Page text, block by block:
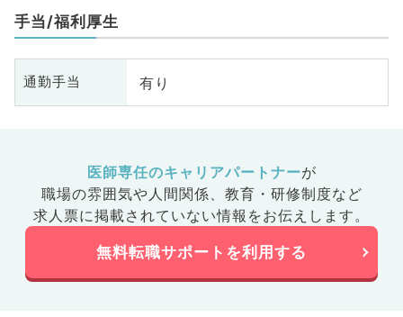
手当/福利厚生
通勤手当 有り
医師専任のキャリアパートナーが
職場の雰囲気や人間関係、 教育・研修制度など
求人票に掲載されていない情報をお伝えします。
無料転職サポートを利用する